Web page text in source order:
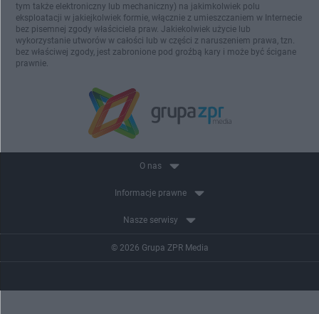
tym także elektroniczny lub mechaniczny) na jakimkolwiek polu
eksploatacji w jakiejkolwiek formie, włącznie z umieszczaniem w Internecie
bez pisemnej zgody właściciela praw. Jakiekolwiek użycie lub
wykorzystanie utworów w całości lub w części z naruszeniem prawa, tzn.
bez właściwej zgody, jest zabronione pod groźbą kary i może być ścigane
prawnie.
O nas
Informacje prawne
Nasze serwisy
© 2026 Grupa ZPR Media